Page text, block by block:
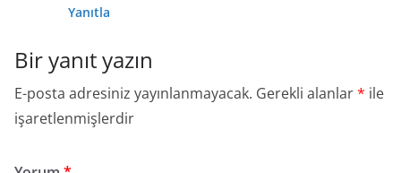
Yanıtla
Bir yanıt yazın
E-posta adresiniz yayınlanmayacak. Gerekli alanlar* ile
işaretlenmişlerdir